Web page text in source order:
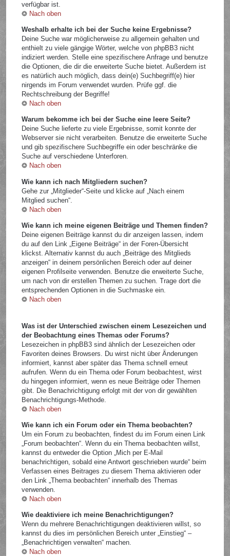
verfügbar ist.
Nach oben
Weshalb erhalte ich bei der Suche keine Ergebnisse?
Deine Suche war möglicherweise zu allgemein gehalten und
enthielt zu viele gängige Wörter, welche von phpBB3 nicht
indiziert werden. Stelle eine spezifischere Anfrage und benutze
die Optionen, die dir die erweiterte Suche bietet. Außerdem ist
es natürlich auch möglich, dass dein(e) Suchbegriff(e) hier
nirgends im Forum verwendet wurden. Prüfe ggf. die
Rechtschreibung der Begriffe!
Nach oben
Warum bekomme ich bei der Suche eine leere Seite?
Deine Suche lieferte zu viele Ergebnisse, somit konnte der
Webserver sie nicht verarbeiten. Benutze die erweiterte Suche
und gib spezifischere Suchbegriffe ein oder beschränke die
Suche auf verschiedene Unterforen.
Nach oben
Wie kann ich nach Mitgliedern suchen?
Gehe zur „Mitglieder“-Seite und klicke auf „Nach einem
Mitglied suchen“.
Nach oben
Wie kann ich meine eigenen Beiträge und Themen finden?
Deine eigenen Beiträge kannst du dir anzeigen lassen, indem
du auf den Link „Eigene Beiträge“ in der Foren-Übersicht
klickst. Alternativ kannst du auch „Beiträge des Mitglieds
anzeigen“ in deinem persönlichen Bereich oder auf deiner
eigenen Profilseite verwenden. Benutze die erweiterte Suche,
um nach von dir erstellen Themen zu suchen. Trage dort die
entsprechenden Optionen in die Suchmaske ein.
Nach oben
Was ist der Unterschied zwischen einem Lesezeichen und
der Beobachtung eines Themas oder Forums?
Lesezeichen in phpBB3 sind ähnlich der Lesezeichen oder
Favoriten deines Browsers. Du wirst nicht über Änderungen
informiert, kannst aber später das Thema schnell erneut
aufrufen. Wenn du ein Thema oder Forum beobachtest, wirst
du hingegen informiert, wenn es neue Beiträge oder Themen
gibt. Die Benachrichtigung erfolgt mit der von dir gewählten
Benachrichtigungs-Methode.
Nach oben
Wie kann ich ein Forum oder ein Thema beobachten?
Um ein Forum zu beobachten, findest du im Forum einen Link
„Forum beobachten“. Wenn du ein Thema beobachten willst,
kannst du entweder die Option „Mich per E-Mail
benachrichtigen, sobald eine Antwort geschrieben wurde“ beim
Verfassen eines Beitrages zu diesem Thema aktivieren oder
den Link „Thema beobachten“ innerhalb des Themas
verwenden.
Nach oben
Wie deaktiviere ich meine Benachrichtigungen?
Wenn du mehrere Benachrichtigungen deaktivieren willst, so
kannst du dies im persönlichen Bereich unter „Einstieg“ –
„Benachrichtigen verwalten“ machen.
Nach oben